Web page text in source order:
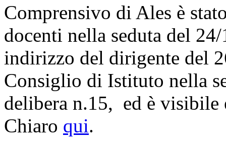
Comprensivo di Ales è
docenti nella seduta del
indirizzo del dirigente del
Consiglio di Istituto nella
delibera n.15, ed è visibile
Chiaro qui.